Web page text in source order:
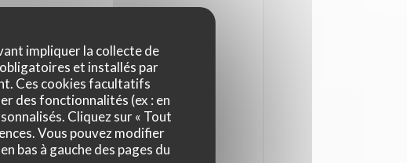
impliquer la collecte de
et installés par
Ces cookies facultatifs
des fonctionnalités (ex : en
Cliquez sur « Tout
Vous pouvez modifier
bas à gauche des pages du
aussi le lieu et sa décoration
la belle-mère de Mathias. Vous
pouvant accueillir 14 personnes,
selon vos envies. Vous pouvez
est sûr, c'est que vous vous sentirez